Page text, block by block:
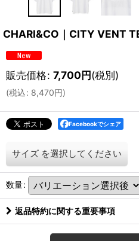
CHARI&CO｜CITY VENT
販売価格: 7,700円(税別)
(税込: 8,470円)
Facebookでシェア
サイズ を選択してください
数量:
返品特約に関する重要事項